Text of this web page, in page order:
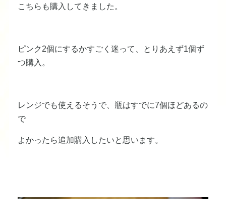
こちらも購入してきました。
ピンク2個にするかすごく迷って、とりあえず1個ず
つ購入。
レンジでも使えるそうで、瓶はすでに7個ほどあるの
で
よかったら追加購入したいと思います。